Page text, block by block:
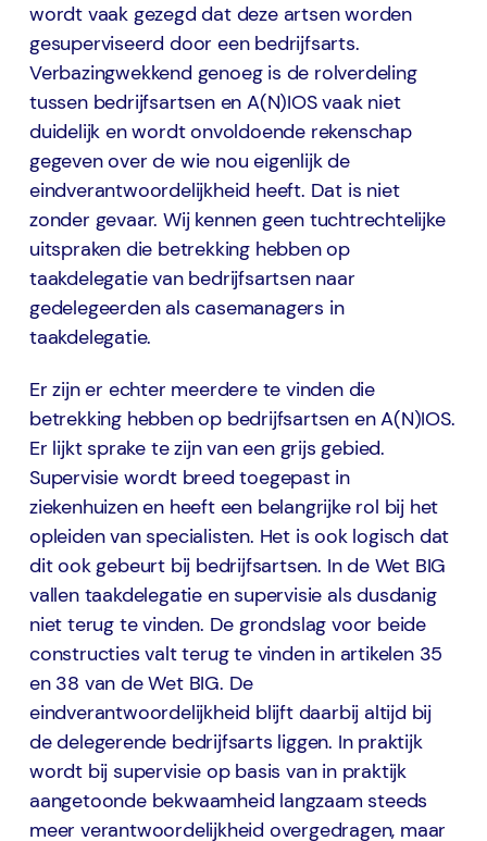
wordt vaak gezegd dat deze artsen worden
gesuperviseerd door een bedrijfsarts.
Verbazingwekkend genoeg is de rolverdeling
tussen bedrijfsartsen en A(N)IOS vaak niet
duidelijk en wordt onvoldoende rekenschap
gegeven over de wie nou eigenlijk de
eindverantwoordelijkheid heeft. Dat is niet
zonder gevaar. Wij kennen geen tuchtrechtelijke
uitspraken die betrekking hebben op
taakdelegatie van bedrijfsartsen naar
gedelegeerden als casemanagers in
taakdelegatie.
Er zijn er echter meerdere te vinden die
betrekking hebben op bedrijfsartsen en A(N)IOS.
Er lijkt sprake te zijn van een grijs gebied.
Supervisie wordt breed toegepast in
ziekenhuizen en heeft een belangrijke rol bij het
opleiden van specialisten. Het is ook logisch dat
dit ook gebeurt bij bedrijfsartsen. In de Wet BIG
vallen taakdelegatie en supervisie als dusdanig
niet terug te vinden. De grondslag voor beide
constructies valt terug te vinden in artikelen 35
en 38 van de Wet BIG. De
eindverantwoordelijkheid blijft daarbij altijd bij
de delegerende bedrijfsarts liggen. In praktijk
wordt bij supervisie op basis van in praktijk
aangetoonde bekwaamheid langzaam steeds
meer verantwoordelijkheid overgedragen, maar